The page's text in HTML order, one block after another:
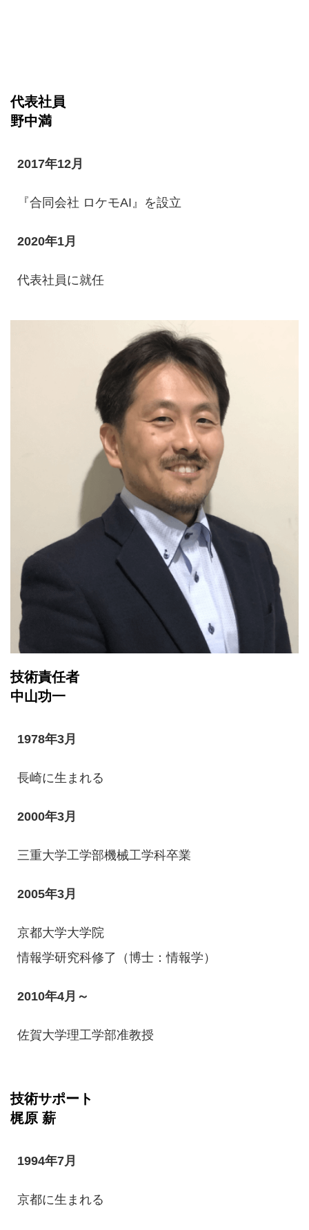
代表社員
野中満
2017年12月
『合同会社 ロケモAI』を設立
2020年1月
代表社員に就任
技術責任者
中山功一
1978年3月
長崎に生まれる
2000年3月
三重大学工学部機械工学科卒業
2005年3月
京都大学大学院
情報学研究科修了（博士：情報学）
2010年4月～
佐賀大学理工学部准教授
技術サポート
梶原 薪
1994年7月
京都に生まれる